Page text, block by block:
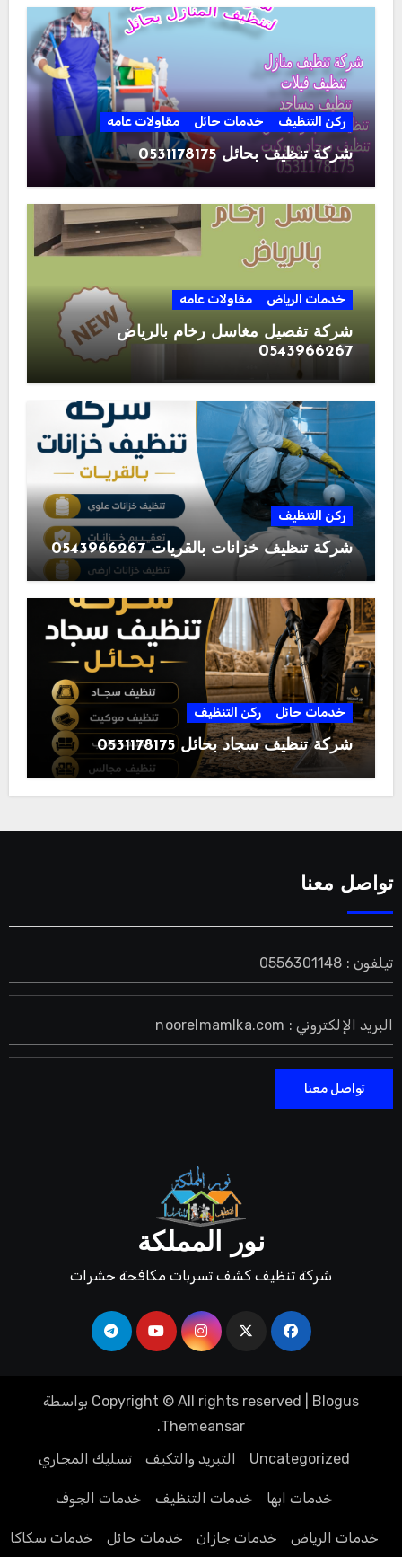
ركن التنظيف خدمات حائل مقاولات عامه
شركة تنظيف بحائل 0531178175
خدمات الرياض مقاولات عامه
شركة تفصيل مغاسل رخام بالرياض
0543966267
ركن التنظيف
شركة تنظيف خزانات بالقريات 0543966267
خدمات حائل ركن التنظيف
شركة تنظيف سجاد بحائل 0531178175
تواصل معنا
تيلفون : 0556301148
البريد الإلكتروني : noorelmamlka.com
تواصل معنا
نور المملكة
شركة تنظيف كشف تسربات مكافحة حشرات
Copyright © All rights reserved Blogus
بواسطة
Themeansar
.
Uncategorized
التبريد والتكيف تسليك المجاري
خدمات ابها خدمات التنظيف خدمات الجوف
خدمات الرياض خدمات جازان خدمات حائل خدمات سكاكا